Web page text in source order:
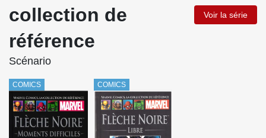
collection de
référence
Voir la série
Scénario
COMICS COMICS